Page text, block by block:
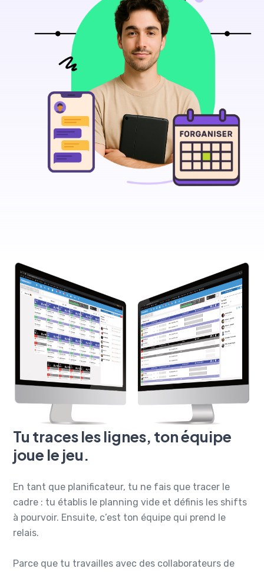
Tu traces les lignes, ton équipe
joue le jeu.
En tant que planificateur, tu ne fais que tracer le
cadre : tu établis le planning vide et définis les shifts
à pourvoir. Ensuite, c’est ton équipe qui prend le
relais.
Parce que tu travailles avec des collaborateurs de